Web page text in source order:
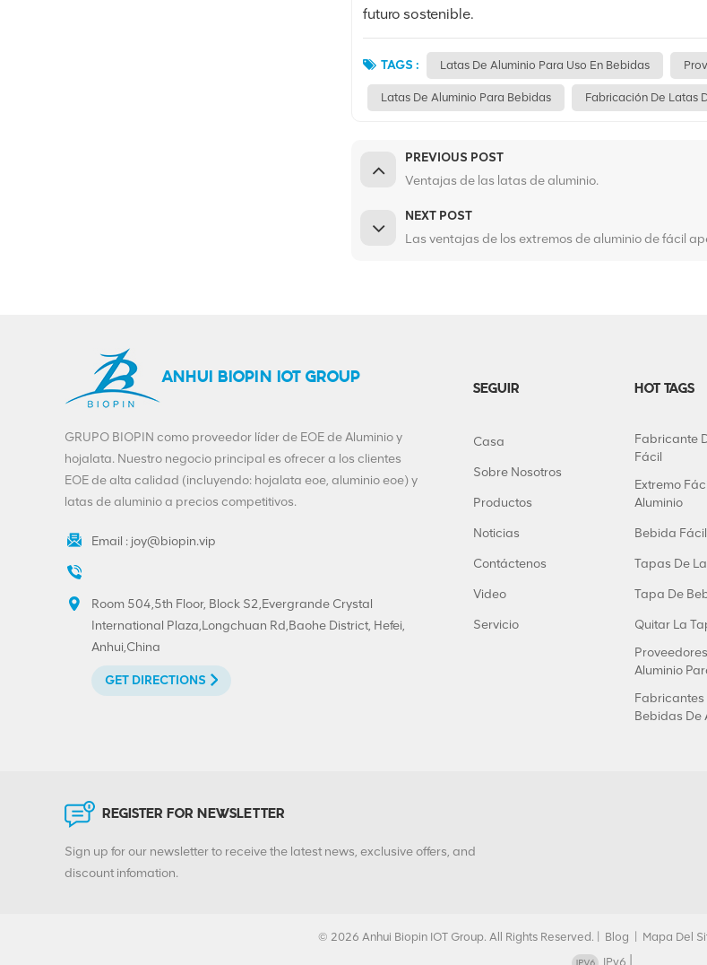
futuro sostenible.
TAGS : Latas De Aluminio Para Uso En Bebidas
Latas De Aluminio Para Bebidas Fabricación De Latas
PREVIOUS POST
Ventajas de las latas de aluminio.
NEXT POST
Las ventajas de los extremos de aluminio de fácil
ANHUI BIOPIN IOT GROUP
GRUPO BIOPIN como proveedor líder de EOE de Aluminio y
hojalata. Nuestro negocio principal es ofrecer a los clientes
EOE de alta calidad (incluyendo: hojalata eoe, aluminio eoe) y
latas de aluminio a precios competitivos.
Email : joy@biopin.vip
Room 504,5th Floor, Block S2,Evergrande Crystal
International Plaza,Longchuan Rd,Baohe District, Hefei,
Anhui,China
GET DIRECTIONS
SEGUIR
Casa
Sobre Nosotros
Productos
Noticias
Contáctenos
Video
Servicio
HOT TAGS
Fabricante
Fácil
Extremo
Aluminio
Bebida
Tapas De
Tapa De
Quitar La
Aluminio
Fabricantes
Bebidas De
REGISTER FOR NEWSLETTER
Sign up for our newsletter to receive the latest news, exclusive offers, and
discount infomation.
© 2026 Anhui Biopin IOT Group. All Rights Reserved. | Blog Mapa Del
IPv6